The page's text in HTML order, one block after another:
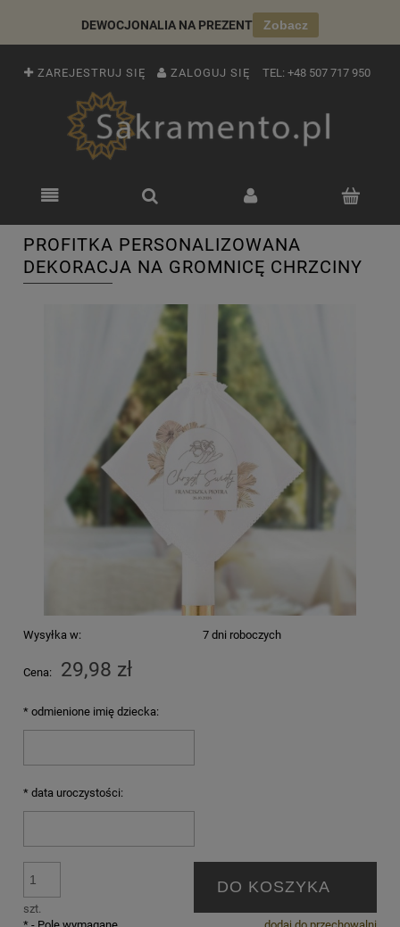
DEWOCJONALIA NA PREZENT Zobacz
ZAREJESTRUJ SIĘ ZALOGUJ SIĘ TEL: +48 507 717 950
PROFITKA PERSONALIZOWANA
DEKORACJA NA GROMNICĘ CHRZCINY
Wysyłka w: 7 dni roboczych
Cena: 29,98 zł
* odmienione imię dziecka:
* data uroczystości:
szt.
DO KOSZYKA